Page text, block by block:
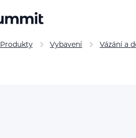
Produkty Vybavení Vázání a